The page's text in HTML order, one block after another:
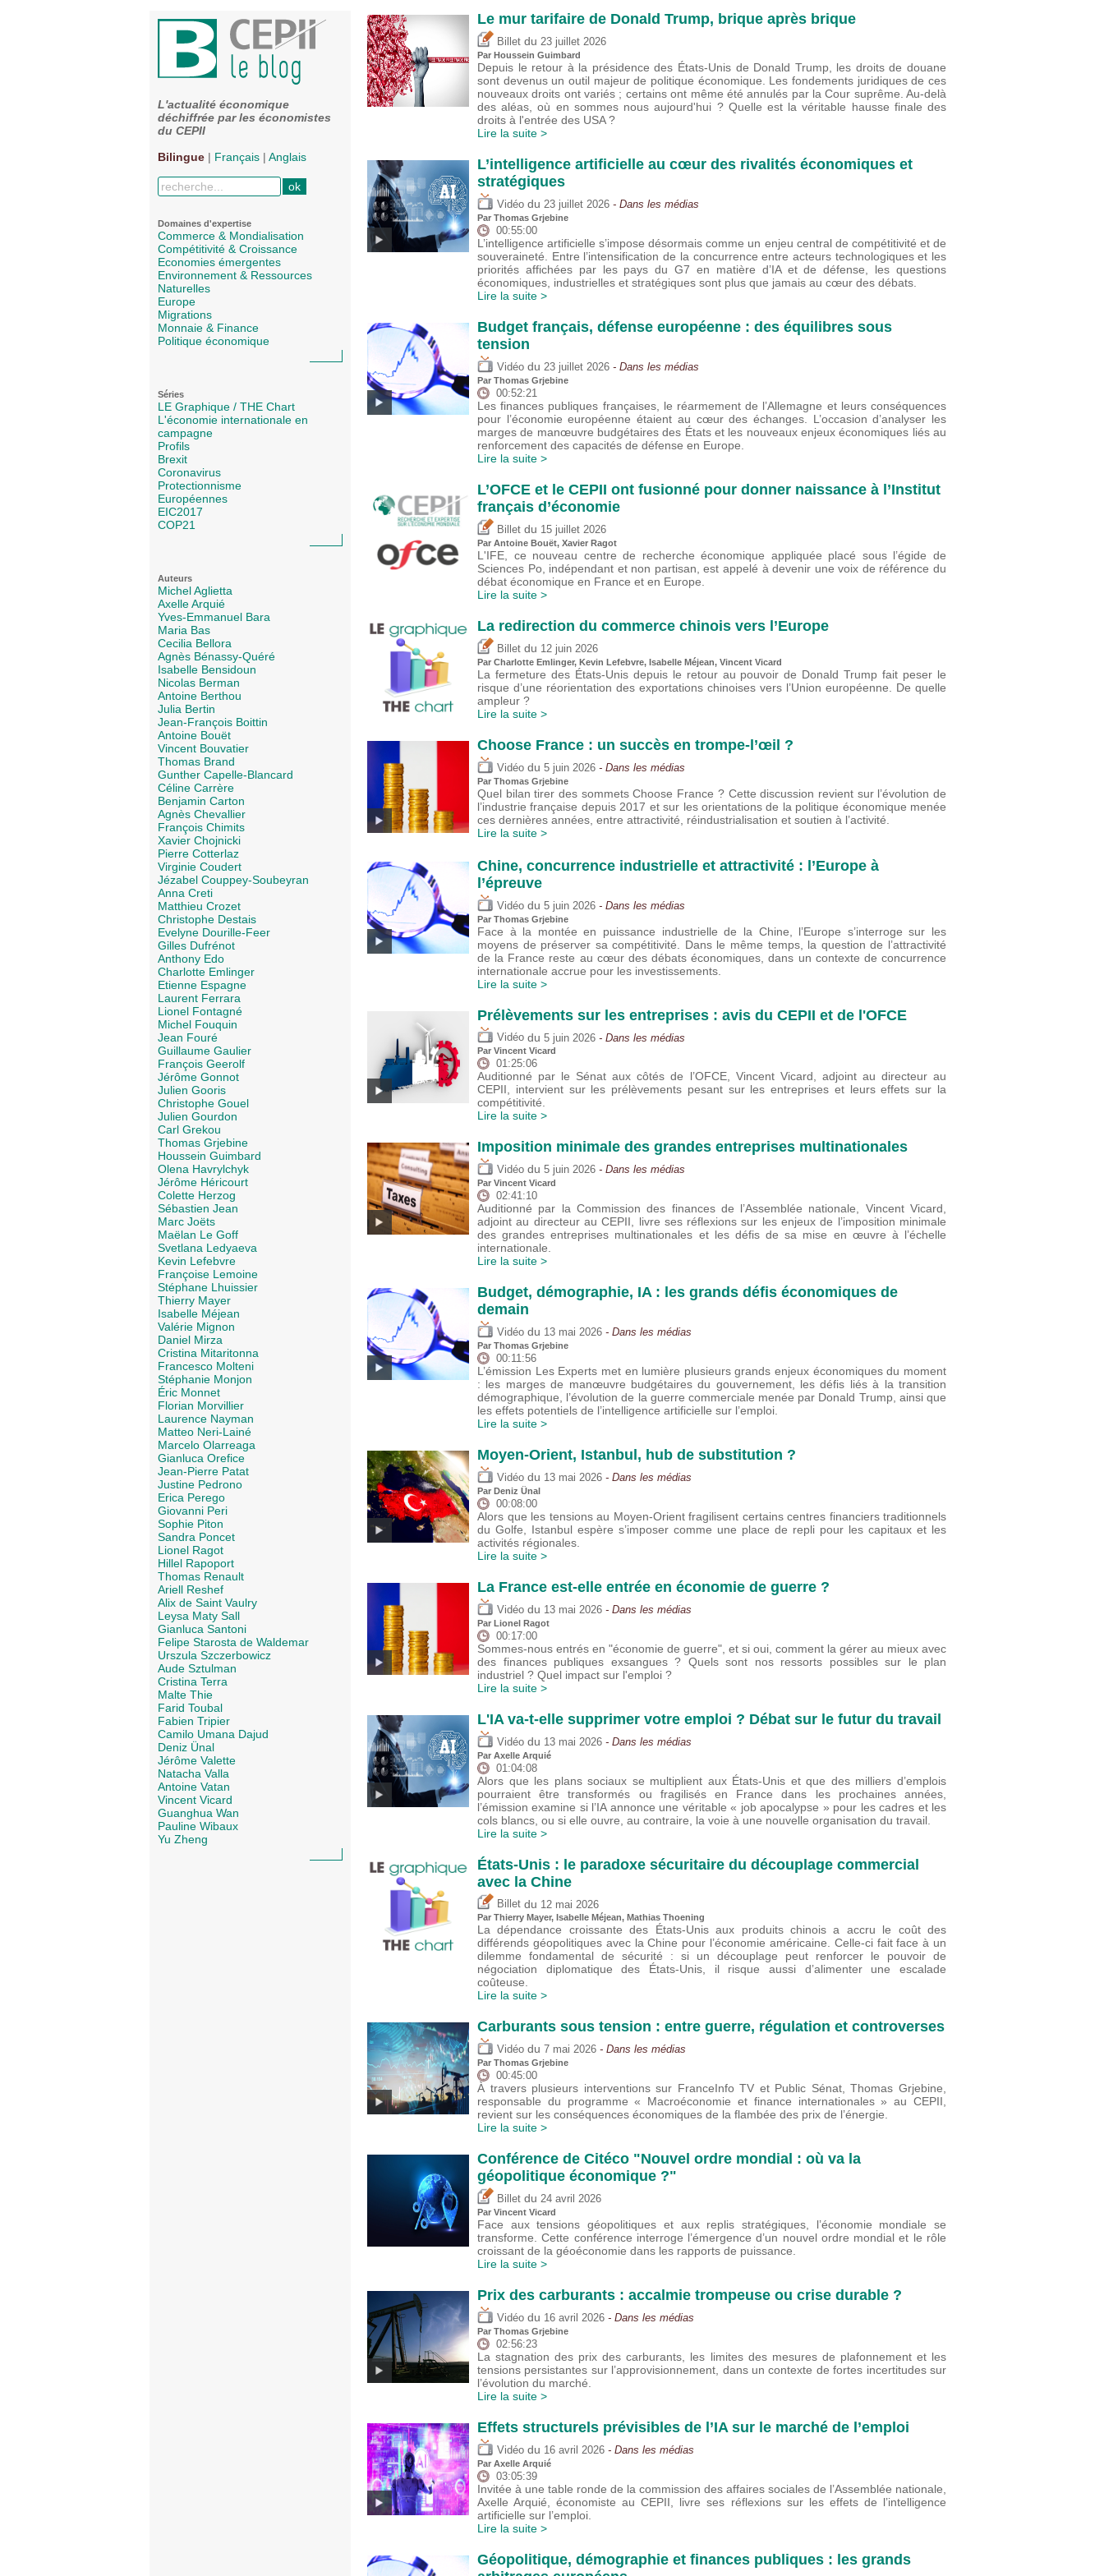
L'actualité économique
déchiffrée par les économistes
du CEPII
Bilingue | Français | Anglais
Domaines d'expertise
Commerce & Mondialisation
Compétitivité & Croissance
Economies émergentes
Environnement & Ressources
Naturelles
Europe
Migrations
Monnaie & Finance
Politique économique
Séries
LE Graphique / THE Chart
L'économie internationale en
campagne
Profils
Brexit
Coronavirus
Protectionnisme
Européennes
EIC2017
COP21
Auteurs
Michel Aglietta
Axelle Arquié
Yves-Emmanuel Bara
Maria Bas
Cecilia Bellora
Agnès Bénassy-Quéré
Isabelle Bensidoun
Nicolas Berman
Antoine Berthou
Julia Bertin
Jean-François Boittin
Antoine Bouët
Vincent Bouvatier
Thomas Brand
Gunther Capelle-Blancard
Céline Carrère
Benjamin Carton
Agnès Chevallier
François Chimits
Xavier Chojnicki
Pierre Cotterlaz
Virginie Coudert
Jézabel Couppey-Soubeyran
Anna Creti
Matthieu Crozet
Christophe Destais
Evelyne Dourille-Feer
Gilles Dufrénot
Anthony Edo
Charlotte Emlinger
Etienne Espagne
Laurent Ferrara
Lionel Fontagné
Michel Fouquin
Jean Fouré
Guillaume Gaulier
François Geerolf
Jérôme Gonnot
Julien Gooris
Christophe Gouel
Julien Gourdon
Carl Grekou
Thomas Grjebine
Houssein Guimbard
Olena Havrylchyk
Jérôme Héricourt
Colette Herzog
Sébastien Jean
Marc Joëts
Maëlan Le Goff
Svetlana Ledyaeva
Kevin Lefebvre
Françoise Lemoine
Stéphane Lhuissier
Thierry Mayer
Isabelle Méjean
Valérie Mignon
Daniel Mirza
Cristina Mitaritonna
Francesco Molteni
Stéphanie Monjon
Éric Monnet
Florian Morvillier
Laurence Nayman
Matteo Neri-Lainé
Marcelo Olarreaga
Gianluca Orefice
Jean-Pierre Patat
Justine Pedrono
Erica Perego
Giovanni Peri
Sophie Piton
Sandra Poncet
Lionel Ragot
Hillel Rapoport
Thomas Renault
Ariell Reshef
Alix de Saint Vaulry
Leysa Maty Sall
Gianluca Santoni
Felipe Starosta de Waldemar
Urszula Szczerbowicz
Aude Sztulman
Cristina Terra
Malte Thie
Farid Toubal
Fabien Tripier
Camilo Umana Dajud
Deniz Ünal
Jérôme Valette
Natacha Valla
Antoine Vatan
Vincent Vicard
Guanghua Wan
Pauline Wibaux
Yu Zheng
Le mur tarifaire de Donald Trump, brique après brique
Billet du 23 juillet 2026
Par Houssein Guimbard
Depuis le retour à la présidence des États-Unis de Donald Trump, les droits de douane
sont devenus un outil majeur de politique économique. Les fondements juridiques de ces
nouveaux droits ont variés ; certains ont même été annulés par la Cour suprême. Au-delà
des aléas, où en sommes nous aujourd'hui ? Quelle est la véritable hausse finale des
droits à l'entrée des USA ?
Lire la suite >
L’intelligence artificielle au cœur des rivalités économiques et
stratégiques
Vidéo du 23 juillet 2026 - Dans les médias
Par Thomas Grjebine
00:55:00
L’intelligence artificielle s’impose désormais comme un enjeu central de compétitivité et de
souveraineté. Entre l’intensification de la concurrence entre acteurs technologiques et les
priorités affichées par les pays du G7 en matière d’IA et de défense, les questions
économiques, industrielles et stratégiques sont plus que jamais au cœur des débats.
Lire la suite >
Budget français, défense européenne : des équilibres sous
tension
Vidéo du 23 juillet 2026 - Dans les médias
Par Thomas Grjebine
00:52:21
Les finances publiques françaises, le réarmement de l’Allemagne et leurs conséquences
pour l’économie européenne étaient au cœur des échanges. L’occasion d’analyser les
marges de manœuvre budgétaires des États et les nouveaux enjeux économiques liés au
renforcement des capacités de défense en Europe.
Lire la suite >
L’OFCE et le CEPII ont fusionné pour donner naissance à l’Institut
français d’économie
Billet du 15 juillet 2026
Par Antoine Bouët, Xavier Ragot
L'IFE, ce nouveau centre de recherche économique appliquée placé sous l’égide de
Sciences Po, indépendant et non partisan, est appelé à devenir une voix de référence du
débat économique en France et en Europe.
Lire la suite >
La redirection du commerce chinois vers l’Europe
Billet du 12 juin 2026
Par Charlotte Emlinger, Kevin Lefebvre, Isabelle Méjean, Vincent Vicard
La fermeture des États-Unis depuis le retour au pouvoir de Donald Trump fait peser le
risque d’une réorientation des exportations chinoises vers l’Union européenne. De quelle
ampleur ?
Lire la suite >
Choose France : un succès en trompe-l’œil ?
Vidéo du 5 juin 2026 - Dans les médias
Par Thomas Grjebine
Quel bilan tirer des sommets Choose France ? Cette discussion revient sur l’évolution de
l’industrie française depuis 2017 et sur les orientations de la politique économique menée
ces dernières années, entre attractivité, réindustrialisation et soutien à l’activité.
Lire la suite >
Chine, concurrence industrielle et attractivité : l’Europe à
l’épreuve
Vidéo du 5 juin 2026 - Dans les médias
Par Thomas Grjebine
Face à la montée en puissance industrielle de la Chine, l’Europe s’interroge sur les
moyens de préserver sa compétitivité. Dans le même temps, la question de l’attractivité
de la France reste au cœur des débats économiques, dans un contexte de concurrence
internationale accrue pour les investissements.
Lire la suite >
Prélèvements sur les entreprises : avis du CEPII et de l'OFCE
Vidéo du 5 juin 2026 - Dans les médias
Par Vincent Vicard
01:25:06
Auditionné par le Sénat aux côtés de l’OFCE, Vincent Vicard, adjoint au directeur au
CEPII, intervient sur les prélèvements pesant sur les entreprises et leurs effets sur la
compétitivité.
Lire la suite >
Imposition minimale des grandes entreprises multinationales
Vidéo du 5 juin 2026 - Dans les médias
Par Vincent Vicard
02:41:10
Auditionné par la Commission des finances de l’Assemblée nationale, Vincent Vicard,
adjoint au directeur au CEPII, livre ses réflexions sur les enjeux de l’imposition minimale
des grandes entreprises multinationales et les défis de sa mise en œuvre à l’échelle
internationale.
Lire la suite >
Budget, démographie, IA : les grands défis économiques de
demain
Vidéo du 13 mai 2026 - Dans les médias
Par Thomas Grjebine
00:11:56
L’émission Les Experts met en lumière plusieurs grands enjeux économiques du moment
: les marges de manœuvre budgétaires du gouvernement, les défis liés à la transition
démographique, l’évolution de la guerre commerciale menée par Donald Trump, ainsi que
les effets potentiels de l’intelligence artificielle sur l’emploi.
Lire la suite >
Moyen-Orient, Istanbul, hub de substitution ?
Vidéo du 13 mai 2026 - Dans les médias
Par Deniz Ünal
00:08:00
Alors que les tensions au Moyen-Orient fragilisent certains centres financiers traditionnels
du Golfe, Istanbul espère s’imposer comme une place de repli pour les capitaux et les
activités régionales.
Lire la suite >
La France est-elle entrée en économie de guerre ?
Vidéo du 13 mai 2026 - Dans les médias
Par Lionel Ragot
00:17:00
Sommes-nous entrés en "économie de guerre", et si oui, comment la gérer au mieux avec
des finances publiques exsangues ? Quels sont nos ressorts possibles sur le plan
industriel ? Quel impact sur l'emploi ?
Lire la suite >
L'IA va-t-elle supprimer votre emploi ? Débat sur le futur du travail
Vidéo du 13 mai 2026 - Dans les médias
Par Axelle Arquié
01:04:08
Alors que les plans sociaux se multiplient aux États-Unis et que des milliers d’emplois
pourraient être transformés ou fragilisés en France dans les prochaines années,
l’émission examine si l’IA annonce une véritable « job apocalypse » pour les cadres et les
cols blancs, ou si elle ouvre, au contraire, la voie à une nouvelle organisation du travail.
Lire la suite >
États-Unis : le paradoxe sécuritaire du découplage commercial
avec la Chine
Billet du 12 mai 2026
Par Thierry Mayer, Isabelle Méjean, Mathias Thoening
La dépendance croissante des États-Unis aux produits chinois a accru le coût des
différends géopolitiques avec la Chine pour l’économie américaine. Celle-ci fait face à un
dilemme fondamental de sécurité : si un découplage peut renforcer le pouvoir de
négociation diplomatique des États-Unis, il risque aussi d’alimenter une escalade
coûteuse.
Lire la suite >
Carburants sous tension : entre guerre, régulation et controverses
Vidéo du 7 mai 2026 - Dans les médias
Par Thomas Grjebine
00:45:00
À travers plusieurs interventions sur FranceInfo TV et Public Sénat, Thomas Grjebine,
responsable du programme « Macroéconomie et finance internationales » au CEPII,
revient sur les conséquences économiques de la flambée des prix de l’énergie.
Lire la suite >
Conférence de Citéco "Nouvel ordre mondial : où va la
géopolitique économique ?"
Billet du 24 avril 2026
Par Vincent Vicard
Face aux tensions géopolitiques et aux replis stratégiques, l’économie mondiale se
transforme. Cette conférence interroge l’émergence d’un nouvel ordre mondial et le rôle
croissant de la géoéconomie dans les rapports de puissance.
Lire la suite >
Prix des carburants : accalmie trompeuse ou crise durable ?
Vidéo du 16 avril 2026 - Dans les médias
Par Thomas Grjebine
02:56:23
La stagnation des prix des carburants, les limites des mesures de plafonnement et les
tensions persistantes sur l’approvisionnement, dans un contexte de fortes incertitudes sur
l’évolution du marché.
Lire la suite >
Effets structurels prévisibles de l’IA sur le marché de l’emploi
Vidéo du 16 avril 2026 - Dans les médias
Par Axelle Arquié
03:05:39
Invitée à une table ronde de la commission des affaires sociales de l’Assemblée nationale,
Axelle Arquié, économiste au CEPII, livre ses réflexions sur les effets de l’intelligence
artificielle sur l’emploi.
Lire la suite >
Géopolitique, démographie et finances publiques : les grands